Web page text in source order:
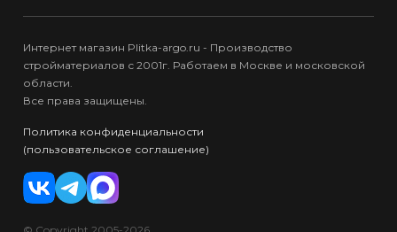
Интернет магазин Plitka-argo.ru - Производство
стройматериалов с 2001г. Работаем в Москве и московской
области.
Все права защищены.
Политика конфиденциальности
(пользовательское соглашение)